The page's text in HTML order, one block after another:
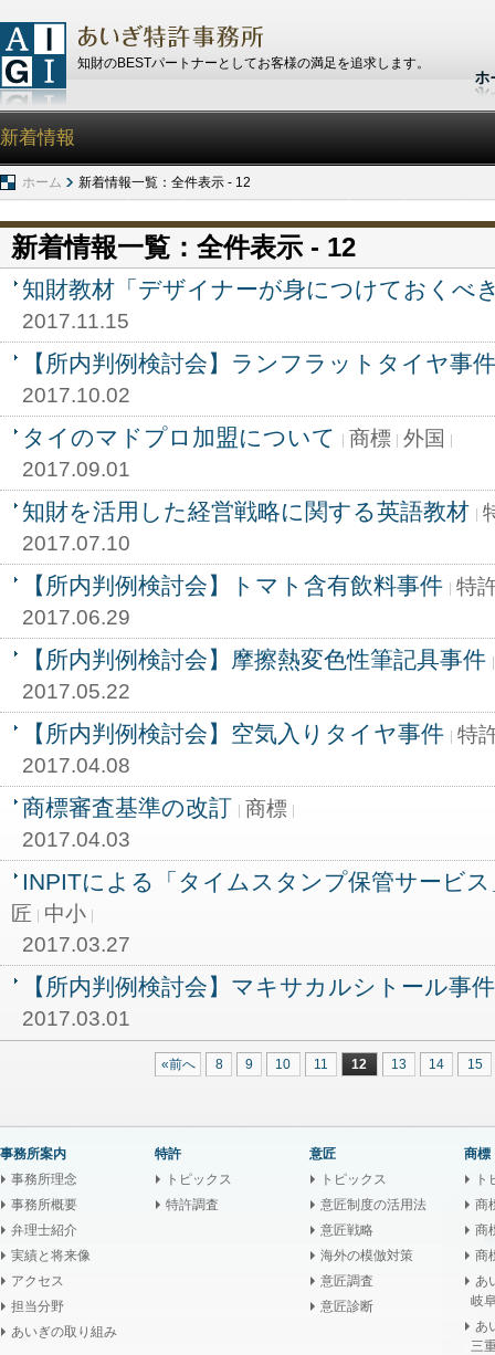
知財のBESTパートナーとしてお客様の満足を追求します。
新着情報
ホーム 新着情報一覧：全件表示 - 12
新着情報一覧：全件表示 - 12
知財教材「デザイナーが身につけておくべ
2017.11.15
【所内判例検討会】ランフラットタイヤ事件
2017.10.02
タイのマドプロ加盟について 商標 外国
2017.09.01
知財を活用した経営戦略に関する英語教材
2017.07.10
【所内判例検討会】トマト含有飲料事件 特
2017.06.29
【所内判例検討会】摩擦熱変色性筆記具事件
2017.05.22
【所内判例検討会】空気入りタイヤ事件 特
2017.04.08
商標審査基準の改訂 商標
2017.04.03
INPITによる「タイムスタンプ保管サービ
匠
中小
2017.03.27
【所内判例検討会】マキサカルシトール事件
2017.03.01
«前へ 8 9 10 11 12 13 14 15
事務所案内
事務所理念
事務所概要
弁理士紹介
実績と将来像
アクセス
担当分野
あいぎの取り組み
特許
トピックス
特許調査
意匠
トピックス
意匠制度の活用法
意匠戦略
海外の模倣対策
意匠調査
意匠診断
商標
ト
商
商
商
あ
岐
あ
三